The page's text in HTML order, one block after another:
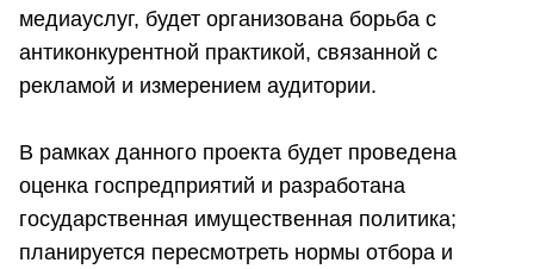
медиауслуг, будет организована борьба с
антиконкурентной практикой, связанной с
рекламой и измерением аудитории.
В рамках данного проекта будет проведена
оценка госпредприятий и разработана
государственная имущественная политика;
планируется пересмотреть нормы отбора и